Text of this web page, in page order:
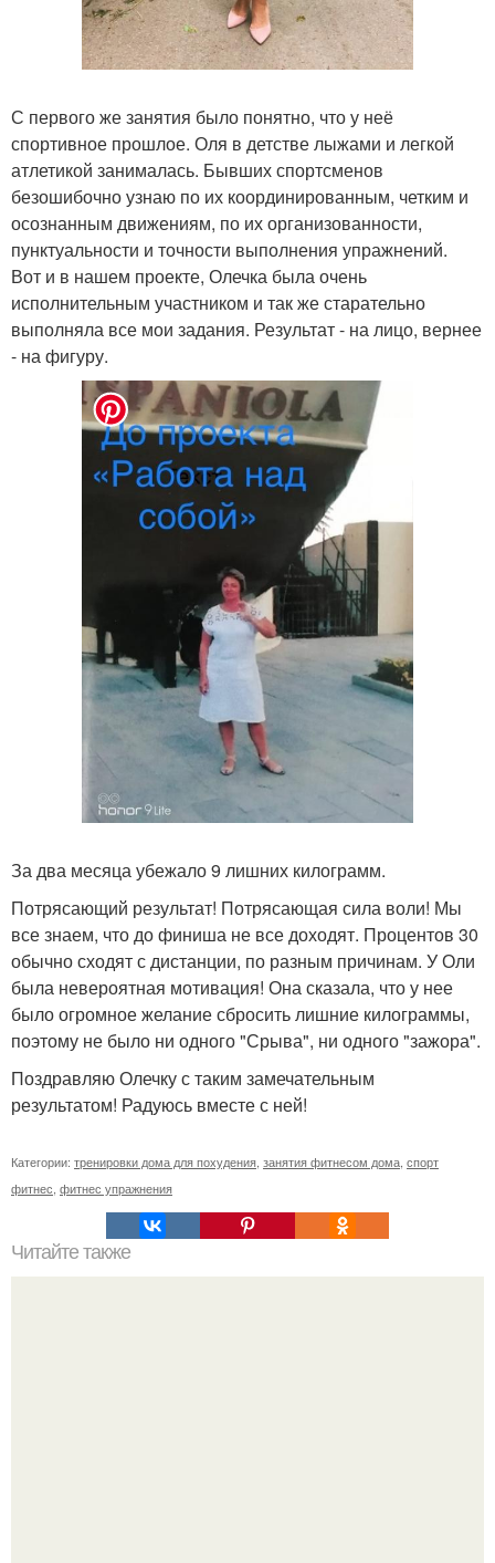
С первого же занятия было понятно, что у неё
спортивное прошлое. Оля в детстве лыжами и легкой
атлетикой занималась. Бывших спортсменов
безошибочно узнаю по их координированным, четким и
осознанным движениям, по их организованности,
пунктуальности и точности выполнения упражнений.
Вот и в нашем проекте, Олечка была очень
исполнительным участником и так же старательно
выполняла все мои задания. Результат - на лицо, вернее
- на фигуру.
За два месяца убежало 9 лишних килограмм.
Потрясающий результат! Потрясающая сила воли! Мы
все знаем, что до финиша не все доходят. Процентов 30
обычно сходят с дистанции, по разным причинам. У Оли
была невероятная мотивация! Она сказала, что у нее
было огромное желание сбросить лишние килограммы,
поэтому не было ни одного "Срыва", ни одного "зажора".
Поздравляю Олечку с таким замечательным
результатом! Радуюсь вместе с ней!
Категории: тренировки дома для похудения, занятия фитнесом дома, спорт
фитнес, фитнес упражнения
Читайте также